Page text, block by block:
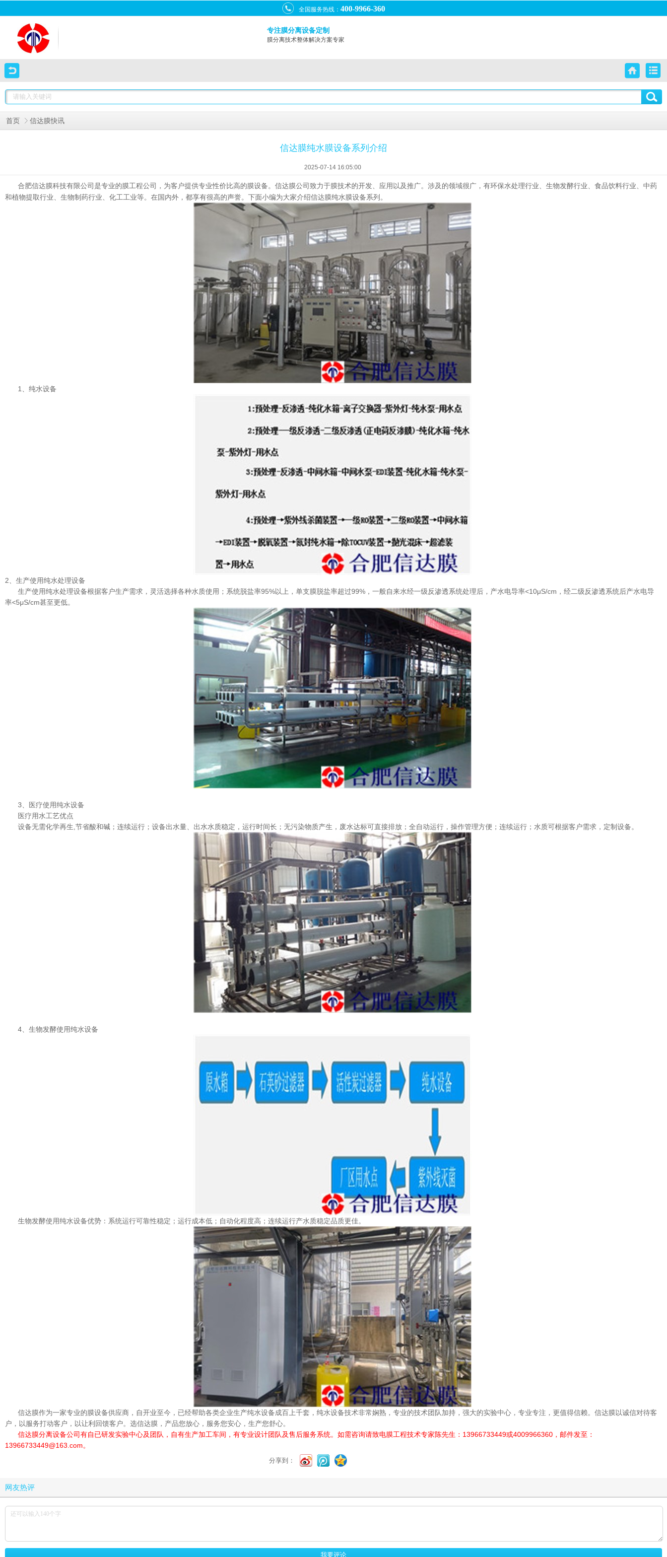
全国服务热线： 400-9966-360
专注膜分离设备定制
膜分离技术整体解决方案专家
首页 信达膜快讯
信达膜纯水膜设备系列介绍
2025-07-14 16:05:00
合肥信达膜科技有限公司是专业的膜工程公司，为客户提供专业性价比高的膜设备 。信达膜公司致力于膜技术的开发、应用以及推广。涉及的领域很广，有环保水处理行业、生物发酵行业、食品饮料行业、中药
和植物提取行业、生物制药行业、化工工业等。在国内外，都享有很高的声誉。下面小编为大家介绍信达膜纯水膜设备系列。
1、纯水设备
2、生产使用纯水处理设备
生产使用纯水处理设备根据客户生产需求，灵活选择各种水质使用 ；系统脱盐率95%以上，单支膜脱盐率超过99% ，一般自来水经一级反渗透系统处理后，产水电导率<10μS/cm ，经二级反渗透系统后产水电导
率<5μS/cm甚至更低。
3 、医疗使用纯水设备
医疗用水工艺优点
设备无需化学再生 节省酸和碱；连续运行；设备出水量、出水水质稳定，运行时间长；无污染物质产生，废水达标可直接排放；全自动运行，操作管理方便；连续运行；水质可根据客户需求，定制设备。
4 、生物发酵使用纯水设备
生物发酵使用纯水设备优势：系统运行可靠性稳定；运行成本低；自动化程度高；连续运行产水质稳定品质更佳。
信达膜作为一家专业的膜设备供应商，自开业至今，已经帮助各类企业生产纯水设备成百上千套，纯水设备技术非常娴熟，专业的技术团队加持，强大的实验中心，专业专注，更值得信赖。信达膜以诚信对待客
户，以服务打动客户，以让利回馈客户。选信达膜，产品您放心，服务您安心，生产您舒心。
信达膜分离设备公司有自已研发实验中心及团队，自有生产加工车间，有专业设计团队及售后服务系统。如需咨询请致电膜工程技术专家陈先生：13966733449或4009966360，邮件发至：
13966733449@163.com。
分享到：
网友热评